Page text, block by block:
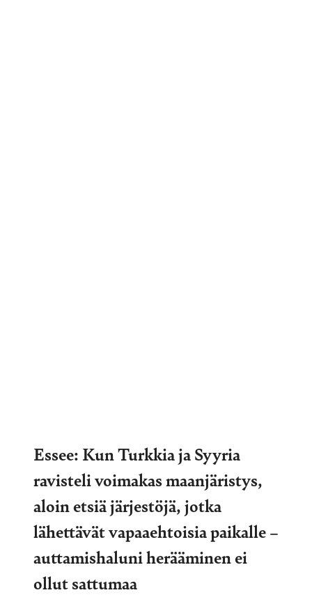
Essee: Kun Turkkia ja Syyria
ravisteli voimakas maanjäristys,
aloin etsiä järjestöjä, jotka
lähettävät vapaaehtoisia paikalle –
auttamishaluni herääminen ei
ollut sattumaa